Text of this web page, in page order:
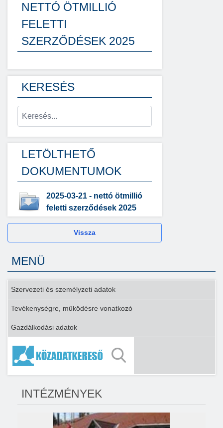
NETTÓ ÖTMILLIÓ
FELETTI
SZERZŐDÉSEK 2025
KERESÉS
LETÖLTHETŐ
DOKUMENTUMOK
2025-03-21 - nettó ötmillió
feletti szerződések 2025
Vissza
MENÜ
Szervezeti és személyzeti adatok
Tevékenységre, működésre vonatkozó
Gazdálkodási adatok
INTÉZMÉNYEK